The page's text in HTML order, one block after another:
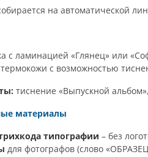
на автоматической
с ламинацией «Глянец» или
с возможностью
тиснение «Выпускной
материалы
типографии – без
для фотографов (слово